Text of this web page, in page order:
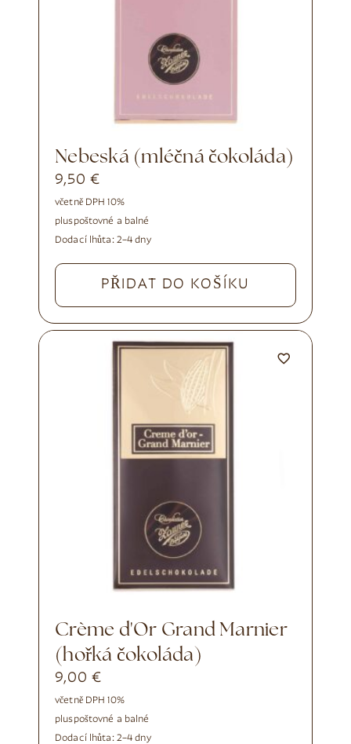
Nebeská (mléčná čokoláda)
9,50 €
včetně DPH 10%
pluspoštovné a balné
Dodací lhůta: 2–4 dny
PŘIDAT DO KOŠÍKU
Crème d'Or Grand Marnier
(hořká čokoláda)
9,00 €
včetně DPH 10%
pluspoštovné a balné
Dodací lhůta: 2–4 dny